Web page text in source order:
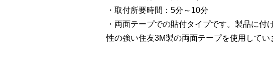
・取付所要時間：5分～10分
・両面テープでの貼付タイプです。製品に
性の強い住友3M製の両面テープを使用してい